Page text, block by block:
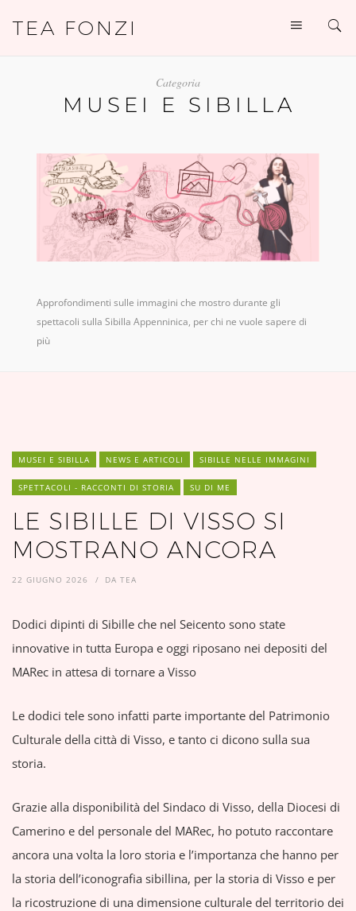
TEA FONZI
Categoria
MUSEI E SIBILLA
Approfondimenti sulle immagini che mostro durante gli
spettacoli sulla Sibilla Appenninica, per chi ne vuole sapere di
più
MUSEI E SIBILLA NEWS E ARTICOLI SIBILLE NELLE IMMAGINI
SPETTACOLI - RACCONTI DI STORIA SU DI ME
LE SIBILLE DI VISSO SI
MOSTRANO ANCORA
22 GIUGNO 2026 DA TEA
Dodici dipinti di Sibille che nel Seicento sono state
innovative in tutta Europa e oggi riposano nei depositi del
MARec in attesa di tornare a Visso
Le dodici tele sono infatti parte importante del Patrimonio
Culturale della città di Visso, e tanto ci dicono sulla sua
storia.
Grazie alla disponibilità del Sindaco di Visso, della Diocesi di
Camerino e del personale del MARec, ho potuto raccontare
ancora una volta la loro storia e l’importanza che hanno per
la storia dell’iconografia sibillina, per la storia di Visso e per
la ricostruzione di una dimensione culturale del territorio dei